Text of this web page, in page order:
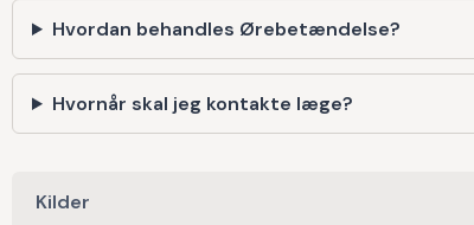
Hvordan behandles Ørebetændelse?
Hvornår skal jeg kontakte læge?
Kilder